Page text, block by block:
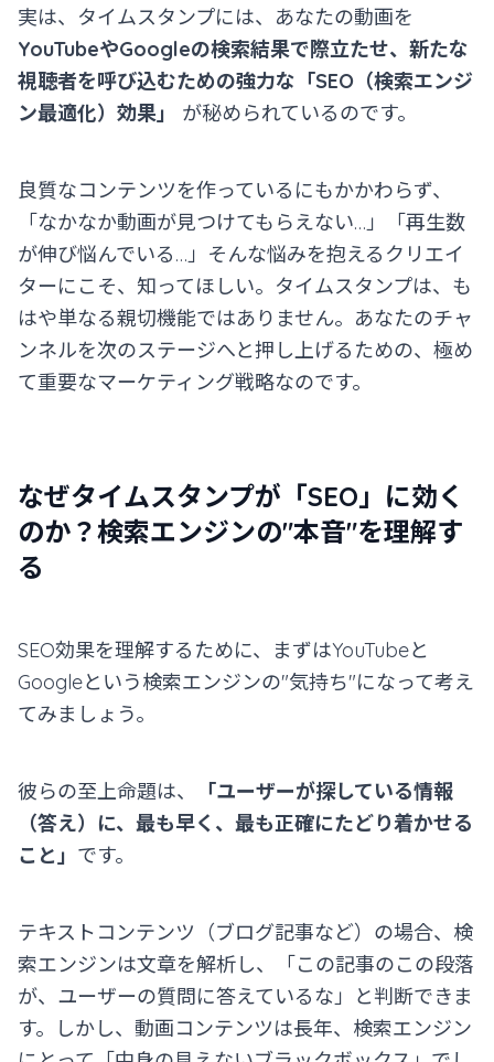
実は、タイムスタンプには、あなたの動画を
YouTubeやGoogleの検索結果で際立たせ、新たな
視聴者を呼び込むための強力な「SEO（検索エンジ
ン最適化）効果」
が秘められているのです。
良質なコンテンツを作っているにもかかわらず、
「なかなか動画が見つけてもらえない…」「再生数
が伸び悩んでいる…」そんな悩みを抱えるクリエイ
ターにこそ、知ってほしい。タイムスタンプは、も
はや単なる親切機能ではありません。あなたのチャ
ンネルを次のステージへと押し上げるための、極め
て重要なマーケティング戦略なのです。
なぜタイムスタンプが「SEO」に効く
のか？検索エンジンの"本音"を理解す
る
SEO効果を理解するために、まずはYouTubeと
Googleという検索エンジンの"気持ち"になって考え
てみましょう。
彼らの至上命題は、
「ユーザーが探している情報
（答え）に、最も早く、最も正確にたどり着かせる
こと」 です。
テキストコンテンツ（ブログ記事など）の場合、検
索エンジンは文章を解析し、「この記事のこの段落
が、ユーザーの質問に答えているな」と判断できま
す。しかし、動画コンテンツは長年、検索エンジン